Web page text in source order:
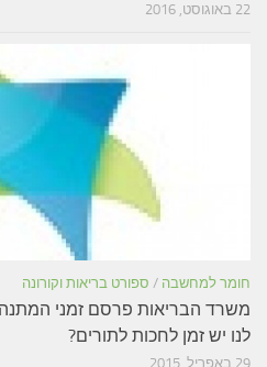
22 באוגוסט, 2016
חומר למחשבה / ספורט בריאות וקורונה
משרד הבריאות פרסם זמני
לנו יש זמן לחכות לתורים?
29 באפריל, 2015